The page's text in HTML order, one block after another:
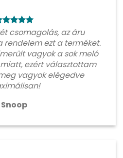
csomagolás, az áru
rendelem ezt a terméket.
vagyok a sok meló
ezért választottam
vagyok elégedve
Snoop